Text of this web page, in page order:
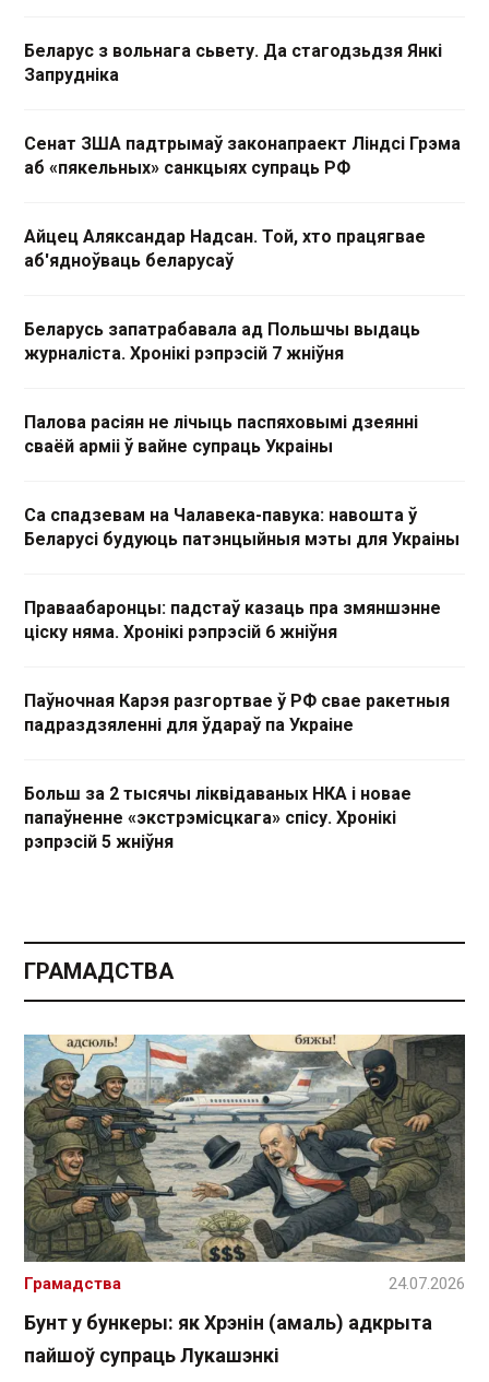
Беларус з вольнага сьвету. Да стагодзьдзя Янкі
Запрудніка
Сенат ЗША падтрымаў законапраект Ліндсі Грэма
аб «пякельных» санкцыях супраць РФ
Айцец Аляксандар Надсан. Той, хто працягвае
аб'ядноўваць беларусаў
Беларусь запатрабавала ад Польшчы выдаць
журналіста. Хронікі рэпрэсій 7 жніўня
Палова расіян не лічыць паспяховымі дзеянні
сваёй арміі ў вайне супраць Украіны
Са спадзевам на Чалавека-павука: навошта ў
Беларусі будуюць патэнцыйныя мэты для Украіны
Праваабаронцы: падстаў казаць пра змяншэнне
ціску няма. Хронікі рэпрэсій 6 жніўня
Паўночная Карэя разгортвае ў РФ свае ракетныя
падраздзяленні для ўдараў па Украіне
Больш за 2 тысячы ліквідаваных НКА і новае
папаўненне «экстрэмісцкага» спісу. Хронікі
рэпрэсій 5 жніўня
ГРАМАДСТВА
Бунт у бункеры: як Хрэнін (амаль) адкрыта
пайшоў супраць Лукашэнкі
Грамадства 24.07.2026